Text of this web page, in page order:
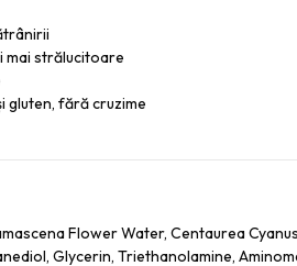
mai strălucitoare
gluten, fără cruzime
Flower Water, Centaurea
Glycerin, Triethanolamine,